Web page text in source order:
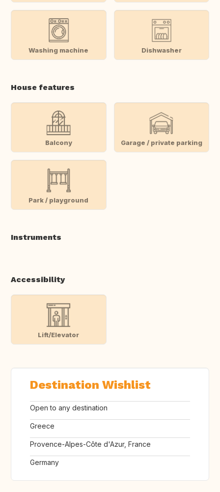
Washing machine Dishwasher
House features
Balcony Garage / private parking
Park / playground
Instruments
Accessibility
Lift/Elevator
Destination Wishlist
Open to any destination
Greece
Provence-Alpes-Côte d'Azur, France
Germany